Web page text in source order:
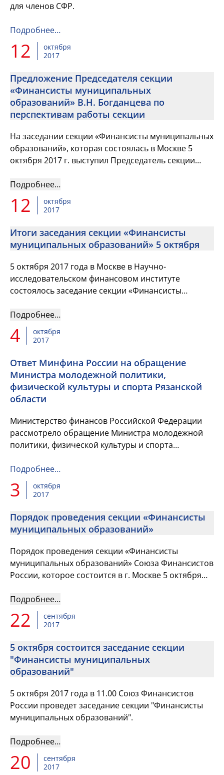
для членов СФР.
Подробнее…
12
октября
2017
Предложение Председателя секции
«Финансисты муниципальных
образований» В.Н. Богданцева по
перспективам работы секции
На заседании секции «Финансисты муниципальных
образований», которая состоялась в Москве 5
октября 2017 г. выступил Председатель секции
начальник Финансового упр...
Подробнее…
12
октября
2017
Итоги заседания секции «Финансисты
муниципальных образований» 5 октября
5 октября 2017 года в Москве в Научно-
исследовательском финансовом институте
состоялось заседание секции «Финансисты
присутствовало 29 муниципальных образований, ...
Подробнее…
4
октября
2017
Ответ Минфина России на обращение
Министра молодежной политики,
физической культуры и спорта Рязанской
области
Министерство финансов Российской Федерации
рассмотрело обращение Министра молодежной
политики, физической культуры и спорта
Подробнее…
3
октября
2017
Порядок проведения секции «Финансисты
муниципальных образований»
Порядок проведения секции «Финансисты
муниципальных образований» Союза Финансистов
России, которое состоится в г. Москве 5 октября
Подробнее…
22
сентября
2017
5 октября состоится заседание секции
"Финансисты муниципальных
образований"
5 октября 2017 года в 11.00 Союз Финансистов
России проведет заседание секции "Финансисты
муниципальных образований".
Подробнее…
20
сентября
2017